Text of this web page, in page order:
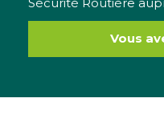
Vous